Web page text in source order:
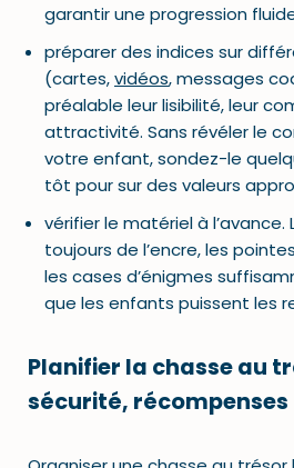
garantir une progression
préparer des indices sur
(cartes,vidéos, messages
préalable leur lisibilité, leur
attractivité. Sans révéler le
votre enfant, sondez-le
tôt pour sur des valeurs
vérifier le matériel à
toujours de l’encre, les
les cases d’énigmes
que les enfants puissent les
Planifier la chasse au
sécurité, récompenses